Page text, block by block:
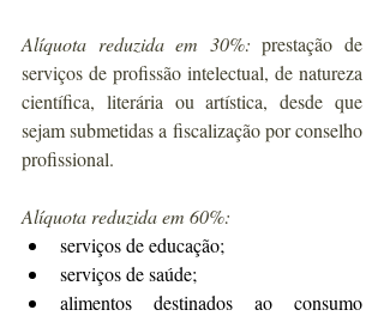
Alíquota reduzida em 30%: prestação de
serviços de profissão intelectual, de natureza
científica, literária ou artística, desde que
sejam submetidas a fiscalização por conselho
profissional.
Alíquota reduzida em 60%:
serviços de educação;
serviços de saúde;
alimentos destinados ao consumo